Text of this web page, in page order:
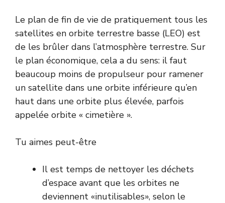
Le plan de fin de vie de pratiquement tous les
satellites en orbite terrestre basse (LEO) est
de les brûler dans l’atmosphère terrestre. Sur
le plan économique, cela a du sens: il faut
beaucoup moins de propulseur pour ramener
un satellite dans une orbite inférieure qu’en
haut dans une orbite plus élevée, parfois
appelée orbite « cimetière ».
Tu aimes peut-être
Il est temps de nettoyer les déchets
d’espace avant que les orbites ne
deviennent «inutilisables», selon le